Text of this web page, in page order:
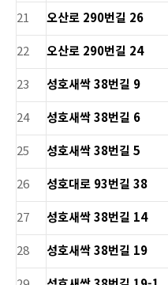
21
오산로 290번길 26
22
오산로 290번길 24
23
성호새싹 38번길 9
24
성호새싹 38번길 6
25
성호새싹 38번길 5
26
성호대로 93번길 38
27
성호새싹 38번길 14
28
성호새싹 38번길 19